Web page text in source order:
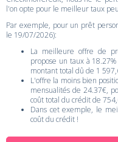
l'on opte pour le meilleur taux
Par exemple, pour un prêt
le 19/07/2026):
La meilleure offre de
propose un taux à
montant total dû de 1
L'offre la moins bien
mensualités de 24.37€,
coût total du crédit de
Dans cet exemple, le
coût du crédit !